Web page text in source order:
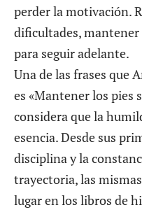
perder la motivación.
dificultades, mantener
para seguir adelante.
Una de las frases que
es «Mantener los pies
considera que la
esencia. Desde sus
disciplina y la
trayectoria, las
lugar en los libros de